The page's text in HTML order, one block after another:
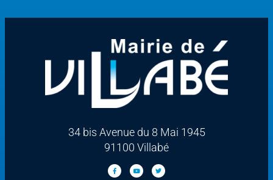
34 bis Avenue du 8 Mai 1945
91100 Villabé